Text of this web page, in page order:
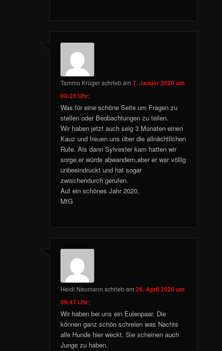
Tammo Krügerschriebam7. Januar 2020 um
00:25 Uhr:
Was für eine schöne Seite um Fragen zu
stellen oder Beobachtungen zu teilen.
Wir haben jetzt auch seig 3 Monaten einen
Kauz und freuen uns über die allnächtlichen
Rufe. Als dann Sylvester kam hatten wir
sorge,er würde abwandern,aber er war völlig
unbeeindruckt und hat sogar
zwischendurch gerufen.
Auf ein schönes Jahr 2020,
MfG
Heidi Neumann schriebam26. April 2020 um
09:47 Uhr:
Wir haben bei uns ein Eulenpaar. Die
können ganz schön schreien was Nachts
alle Hunde hier weckt. Sie scheinen auch
Junge zu haben.